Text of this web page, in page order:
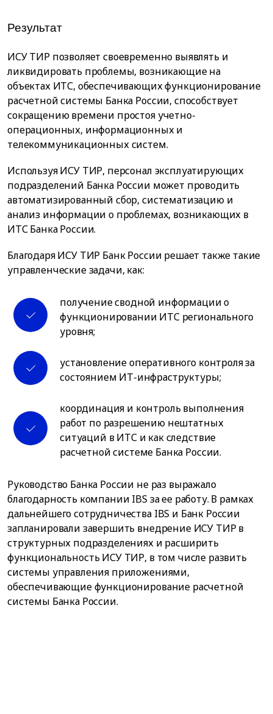
Результат
ИСУ ТИР позволяет своевременно выявлять и
ликвидировать проблемы, возникающие на
объектах ИТС, обеспечивающих функционирование
расчетной системы Банка России, способствует
сокращению времени простоя учетно-
операционных, информационных и
телекоммуникационных систем.
Используя ИСУ ТИР, персонал эксплуатирующих
подразделений Банка России может проводить
автоматизированный сбор, систематизацию и
анализ информации о проблемах, возникающих в
ИТС Банка России.
Благодаря ИСУ ТИР Банк России решает также такие
управленческие задачи, как:
получение сводной информации о
функционировании ИТС регионального
уровня;
установление оперативного контроля за
состоянием ИТ-инфраструктуры;
координация и контроль выполнения
работ по разрешению нештатных
ситуаций в ИТС и как следствие
расчетной системе Банка России.
Руководство Банка России не раз выражало
благодарность компании IBS за ее работу. В рамках
дальнейшего сотрудничества IBS и Банк России
запланировали завершить внедрение ИСУ ТИР в
структурных подразделениях и расширить
функциональность ИСУ ТИР, в том числе развить
системы управления приложениями,
обеспечивающие функционирование расчетной
системы Банка России.